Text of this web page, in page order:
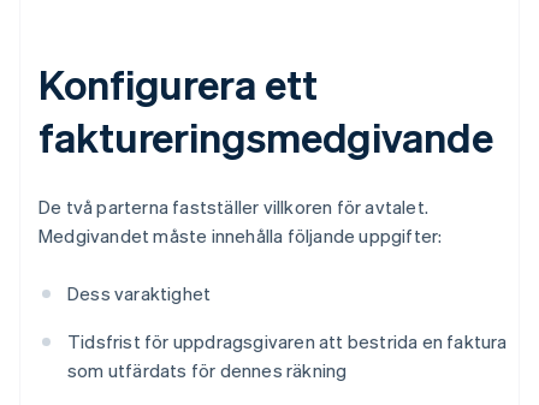
Konfigurera ett
faktureringsmedgivande
De två parterna fastställer villkoren för avtalet.
Medgivandet måste innehålla följande uppgifter:
Dess varaktighet
Tidsfrist för uppdragsgivaren att bestrida en faktura
som utfärdats för dennes räkning